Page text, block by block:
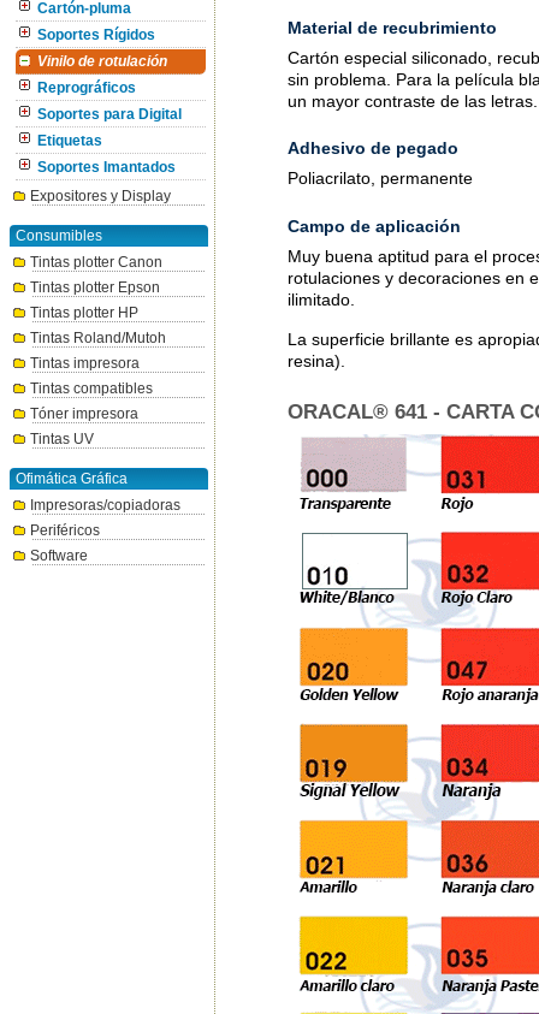
Cartón-pluma
Soportes Rígidos
Vinilo de rotulación
Reprográficos
Soportes para Digital
Etiquetas
Soportes Imantados
Expositores y Display
Consumibles
Tintas plotter Canon
Tintas plotter Epson
Tintas plotter HP
Tintas Roland/Mutoh
Tintas impresora
Tintas compatibles
Tóner impresora
Tintas UV
Ofimática Gráfica
Impresoras/copiadoras
Periféricos
Software
Material de recubrimiento
Cartón especial siliconado,
sin problema. Para la película
un mayor contraste de las letras.
Adhesivo de pegado
Poliacrilato, permanente
Campo de aplicación
Muy buena aptitud para el
rotulaciones y decoraciones en
ilimitado.
La superficie brillante es
resina).
ORACAL® 641 - CARTA